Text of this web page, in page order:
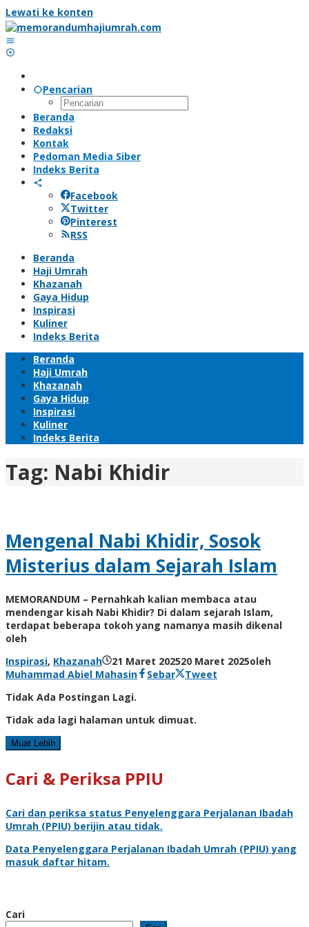
Lewati ke konten
Pencarian
Beranda
Redaksi
Kontak
Pedoman Media Siber
Indeks Berita
Facebook
Twitter
Pinterest
RSS
Beranda
Haji Umrah
Khazanah
Gaya Hidup
Inspirasi
Kuliner
Indeks Berita
Beranda
Haji Umrah
Khazanah
Gaya Hidup
Inspirasi
Kuliner
Indeks Berita
Tag: Nabi Khidir
Mengenal Nabi Khidir, Sosok
Misterius dalam Sejarah Islam
MEMORANDUM – Pernahkah kalian membaca atau
mendengar kisah Nabi Khidir? Di dalam sejarah Islam,
terdapat beberapa tokoh yang namanya masih dikenal
oleh
Inspirasi, Khazanah 21 Maret 202520 Maret 2025oleh
Muhammad Abiel Mahasin
Sebar
Tweet
Tidak Ada Postingan Lagi.
Tidak ada lagi halaman untuk dimuat.
Muat Lebih
Cari & Periksa PPIU
Cari dan periksa status Penyelenggara Perjalanan Ibadah
Umrah (PPIU) berijin atau tidak.
Data Penyelenggara Perjalanan Ibadah Umrah (PPIU) yang
masuk daftar hitam.
Cari